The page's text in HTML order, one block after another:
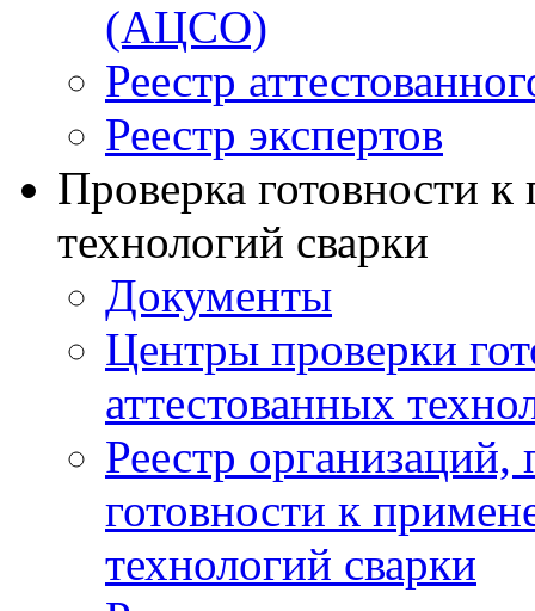
(АЦСО)
Реестр
Реестр экспертов
Проверка готовности
технологий сварки
Документы
Центры проверки
аттестованных
Реестр
готовности к
технологий сварки